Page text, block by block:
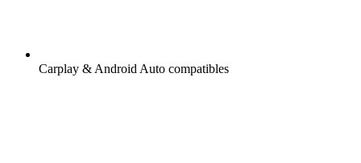
Carplay & Android Auto compatibles